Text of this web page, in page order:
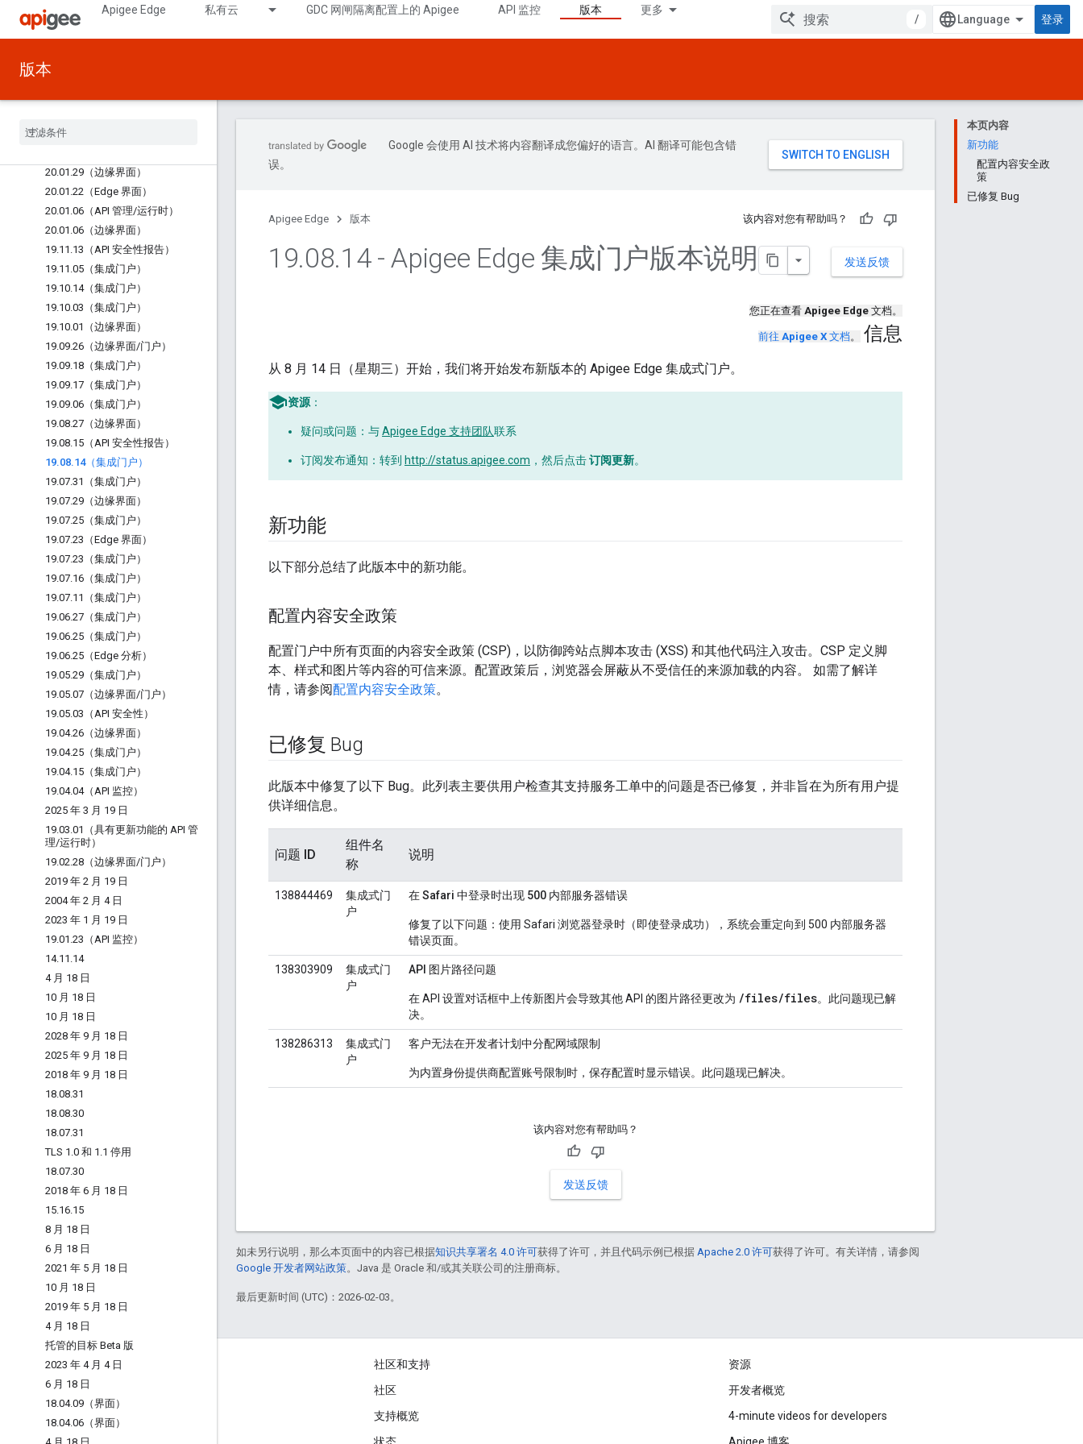
Apigee Edge 私有云 GDC 网闸隔离配置上的 Apigee API 监控 版本 更多
/ 登录
版本
20.03.16（边缘分析）
20.03.13（边缘界面）
20.03.04（集成门户）
2019 年 2 月 29 日（集成门户）
20.01 .29（边缘界面）
20.01 .22（Edge 界面）
20.01 .06（API 管理/运行时）
20.01 .06（边缘界面）
19.11 .13（API 安全性报告）
19.11 .05（集成门户）
19.10.14（集成门户）
19.10.03（集成门户）
19.10.01（边缘界面）
19.09.26（边缘界面/门户）
19.09.18（集成门户）
19.09.17（集成门户）
19.09.06（集成门户）
19.08.27（边缘界面）
19.08.15（API 安全性报告）
19.08.14（集成门户）
19.07.31（集成门户）
19.07.29（边缘界面）
19.07.25（集成门户）
19.07.23（Edge 界面）
19.07.23（集成门户）
19.07.16（集成门户）
19.07.11（集成门户）
19.06.27（集成门户）
19.06.25（集成门户）
19.06.25（Edge 分析）
19.05.29（集成门户）
19.05.07（边缘界面/门户）
19.05.03（API 安全性）
19.04.26（边缘界面）
19.04.25（集成门户）
19.04.15（集成门户）
19.04.04（API 监控）
2025 年 3 月 19 日
19.03.01（具有更新功能的 API 管
理/运行时）
19.02.28（边缘界面/门户）
2019 年 2 月 19 日
2004 年 2 月 4 日
2023 年 1 月 19 日
19.01 .23（API 监控）
14.11 .14
4 月 18 日
10 月 18 日
10 月 18 日
2028 年 9 月 18 日
2025 年 9 月 18 日
2018 年 9 月 18 日
18.08.31
18.08.30
18.07.31
TLS 1 .0 和 1 .1 停用
18.07.30
2018 年 6 月 18 日
15.16.15
8 月 18 日
6 月 18 日
2021 年 5 月 18 日
10 月 18 日
2019 年 5 月 18 日
4 月 18 日
托管的目标 Beta 版
2023 年 4 月 4 日
6 月 18 日
18.04.09（界面）
18.04.06（界面）
本页内容
新功能
配置内容安全政
策
已修复 Bug
Google 会使用 AI 技术将内容翻译成您偏好的语言。AI 翻译可能包含错
误。
Apigee Edge 版本 该内容对您有帮助吗？
发送反馈
19.08.14 - Apigee Edge 集成门户版本说明
您正在查看 Apigee Edge 文档。
前往 Apigee X 文档。 信息
从 8 月 14 日（星期三）开始，我们将开始发布新版本的 Apigee Edge 集成式门户。
资源 ：
疑问或问题 ：与Apigee Edge 支持团队联系
订阅发布通知：转到 http://status.apigee.com ，然后点击订阅更新。
新功能
以下部分总结了此版本中的新功能。
配置内容安全政策
配置门户中所有页面的内容安全政策 (CSP)，以防御跨站点脚本攻击 (XSS) 和其他代码注入攻击。CSP 定义脚
本、样式和图片等内容的可信来源。配置政策后，浏览器会屏蔽从不受信任的来源加载的内容。 如需了解详
情，请参阅配置内容安全政策。
已修复 Bug
此版本中修复了以下 Bug。此列表主要供用户检查其支持服务工单中的问题是否已修复，并非旨在为所有用户提
供详细信息。
问题 ID
组件名
称
说明
138844469
集成式门
户
在 Safari 中登录时出现 500 内部服务器错误
修复了以下问题：使用 Safari 浏览器登录时（即使登录成功），系统会重定向到 500 内部服务器
错误页面。
138303909
集成式门
户
API 图片路径问题
在 API 设置对话框中上传新图片会导致其他 API 的图片路径更改为 /files/files。此问题现已解
决。
138286313
集成式门
户
客户无法在开发者计划中分配网域限制
为内置身份提供商配置账号限制时，保存配置时显示错误。此问题现已解决。
该内容对您有帮助吗？
发送反馈
如未另行说明，那么本页面中的内容已根据知识共享署名 4.0 许可获得了许可，并且代码示例已根据 Apache 2.0 许可获得了许可。有关详情，请参阅
Google 开发者网站政策。Java 是 Oracle 和/或其关联公司的注册商标。
最后更新时间 (UTC)：2026-02-03。
Apigee 简介
We're part of Google
社区和支持
社区
支持概览
资源
开发者概览
4-minute videos for developers